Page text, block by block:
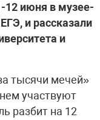
12 июня в музее-
и рассказали
и
тысячи мечей»
участвуют
разбит на 12